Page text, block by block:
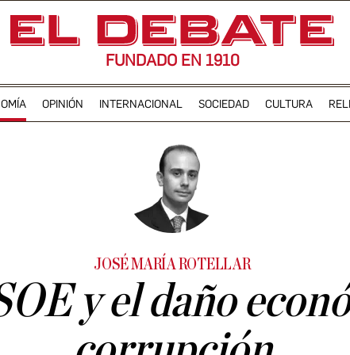
FUNDADO EN 1910
OPINIÓN INTERNACIONAL SOCIEDAD CULTURA
JOSÉ MARÍA ROTELLAR
y el daño